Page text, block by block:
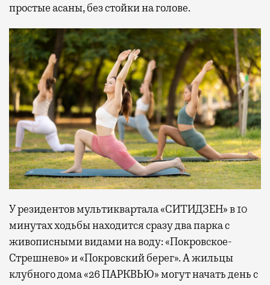
простые асаны, без стойки на голове.
У резидентов мультиквартала «СИТИДЗЕН» в 10
минутах ходьбы находится сразу два парка с
живописными видами на воду: «Покровское-
Стрешнево» и «Покровский берег». А жильцы
клубного дома «26 ПАРКВЬЮ» могут начать день с